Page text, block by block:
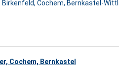
Cochem, Bernkastel-
Cochem, Bernkastel